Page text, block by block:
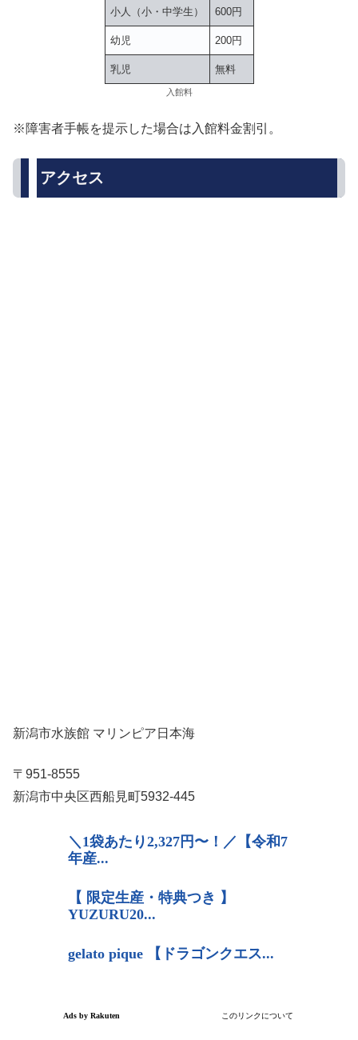
小人（小・中学生） 600円
幼児 200円
乳児 無料
入館料
※障害者手帳を提示した場合は入館料金割引。
アクセス
新潟市水族館 マリンピア日本海
〒951-8555
新潟市中央区西船見町5932-445